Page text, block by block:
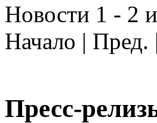
Новости 1 - 2
Начало | Пред. |
Пресс-